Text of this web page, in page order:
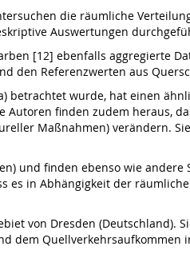
die räumliche
Auswertungen
[12] ebenfalls aggregierte
den Referenzwerten aus
betrachtet wurde, hat einen
Autoren finden zudem heraus,
Maßnahmen) verändern.
und finden ebenso wie
es in Abhängigkeit der
von Dresden (Deutschland).
dem